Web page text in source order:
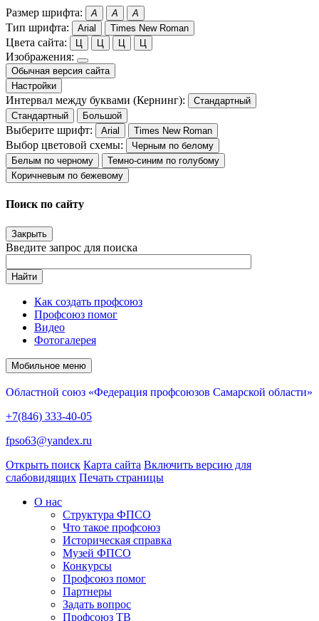
Размер шрифта: A A A
Тип шрифта: Arial Times New Roman
Цвета сайта: Ц Ц Ц Ц
Изображения:
Обычная версия сайта
Настройки
Интервал между буквами (Кернинг):
Стандартный
Стандартный
Большой
Выберите шрифт: Arial Times New Roman
Выбор цветовой схемы:
Черным по белому
Белым по черному
Темно-синим по голубому
Коричневым по бежевому
Поиск по сайту
Закрыть
Введите запрос для поиска
Найти
Как создать профсоюз
Профсоюз помог
Видео
Фотогалерея
Мобильное меню
Областной союз «Федерация профсоюзов Самарской области»
+7(846) 333-40-05
fpso63@yandex.ru
Открыть поиск Карта сайта Включить версию для
слабовидящих Печать страницы
О нас
Структура ФПСО
Что такое профсоюз
Историческая справка
Музей ФПСО
Конкурсы
Профсоюз помог
Партнеры
Задать вопрос
Профсоюз ТВ